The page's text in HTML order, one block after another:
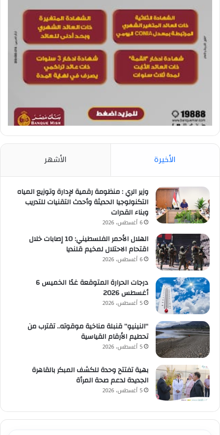
الأخيرة الأشهر
وزير الري : منظومة رقمية لإدارة وتوزيع المياه
التكنولوجيا الحديثة وأحدث التقنيات للتدريب
وبناء القدرات
6 أغسطس، 2026
الهلال الأحمر الفلسطيني: 10 إصابات خلال
اقتحام الاحتلال لمخيم قلنديا
6 أغسطس، 2026
درجات الحرارة المتوقعة غدًا الخميس 6
أغسطس 2026
5 أغسطس، 2026
“النينيو” قنبلة مناخية موقوته.. تقترب من
تحطيم الأرقام القياسية
5 أغسطس، 2026
بهية تفتتح وحدة للكشف المبكر بالقاهرة
الجديدة لدعم صحة المرأة
5 أغسطس، 2026